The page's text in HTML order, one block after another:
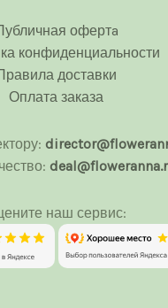
офертa
конфиденциальности
доставки
Оплата заказа
наш сервис: